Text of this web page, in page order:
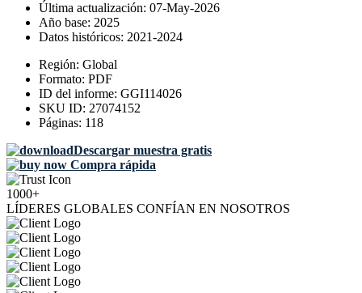
Última actualización: 07-May-2026
Año base: 2025
Datos históricos: 2021-2024
Región: Global
Formato: PDF
ID del informe: GGI114026
SKU ID: 27074152
Páginas: 118
Descargar muestra gratis
Compra rápida
1000+
LÍDERES GLOBALES CONFÍAN EN NOSOTROS